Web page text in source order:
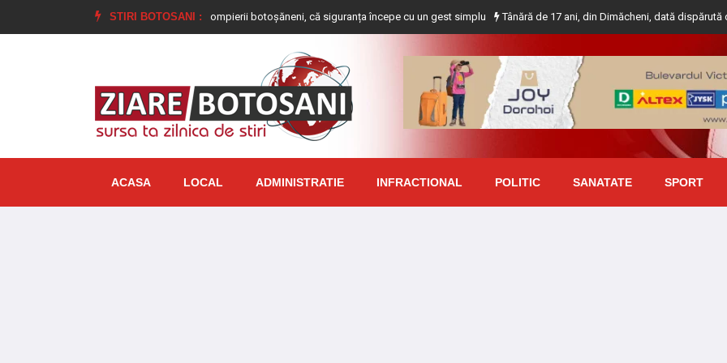
STIRI BOTOSANI :
de copii au învățat alături de pompierii botoșăneni, că siguranța începe cu un gest simplu Tânără de 17 ani, din Dimăcheni, dată dispărută după ce a
ACASA LOCAL ADMINISTRATIE INFRACTIONAL POLITIC SANATATE SPORT